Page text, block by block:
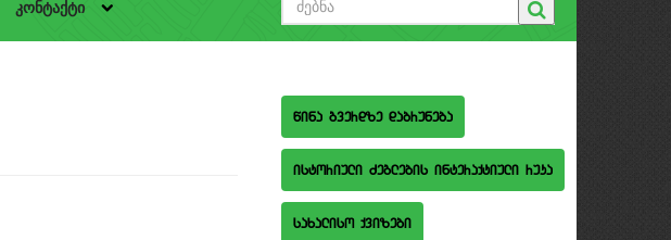
კონტაქტი
wina gverdze dabruneba
istoriuli Zeglebis interaqtiuli ruka
saxaliso qvizebi